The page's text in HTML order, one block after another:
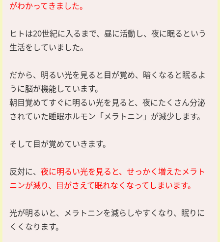
がわかってきました。
ヒトは20世紀に入るまで、昼に活動し、夜に眠るという
生活をしていました。
だから、明るい光を見ると目が覚め、暗くなると眠るよ
うに脳が機能しています。
朝目覚めてすぐに明るい光を見ると、夜にたくさん分泌
されていた睡眠ホルモン「メラトニン」が減少します。
そして目が覚めていきます。
反対に、 夜に明るい光を見ると、せっかく増えたメラト
ニンが減り、目がさえて眠れなくなってしまいます。
光が明るいと、メラトニンを減らしやすくなり、眠りに
くくなります。